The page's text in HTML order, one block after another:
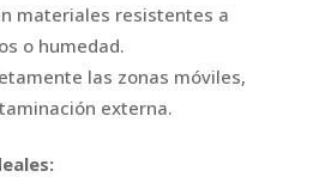
materiales resistentes a
o humedad.
las zonas móviles,
externa.